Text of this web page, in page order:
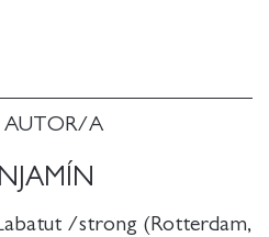
AUTOR/A
/strong (Rotterdam,
ser dotado de un
que sus colegas lo
von Neumann
de la mecánica